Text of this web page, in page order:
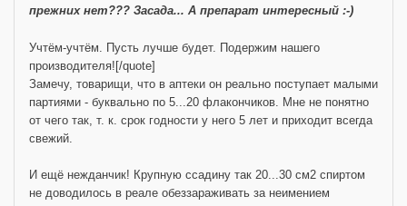
прежних нет??? Засада... А препарат интересный :-)
Учтём-учтём. Пусть лучше будет. Подержим нашего
производителя![/quote]
Замечу, товарищи, что в аптеки он реально поступает малыми
партиями - буквально по 5...20 флакончиков. Мне не понятно
от чего так, т. к. срок годности у него 5 лет и приходит всегда
свежий.
И ещё нежданчик! Крупную ссадину так 20...30 см2 спиртом
не доводилось в реале обеззараживать за неимением